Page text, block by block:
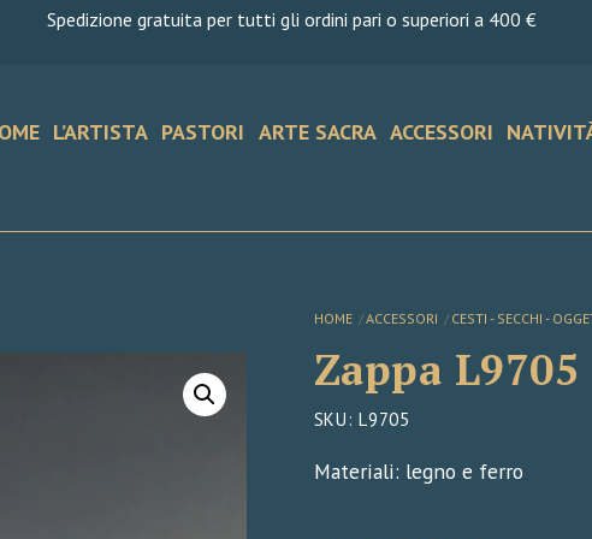
Spedizione gratuita per tutti gli ordini pari o superiori a 400 €
L’ARTISTA PASTORI ARTE SACRA ACCESSORI
HOME ACCESSORI CESTI - SECCHI -
Zappa L9705
SKU :L9705
Materiali: legno e ferro